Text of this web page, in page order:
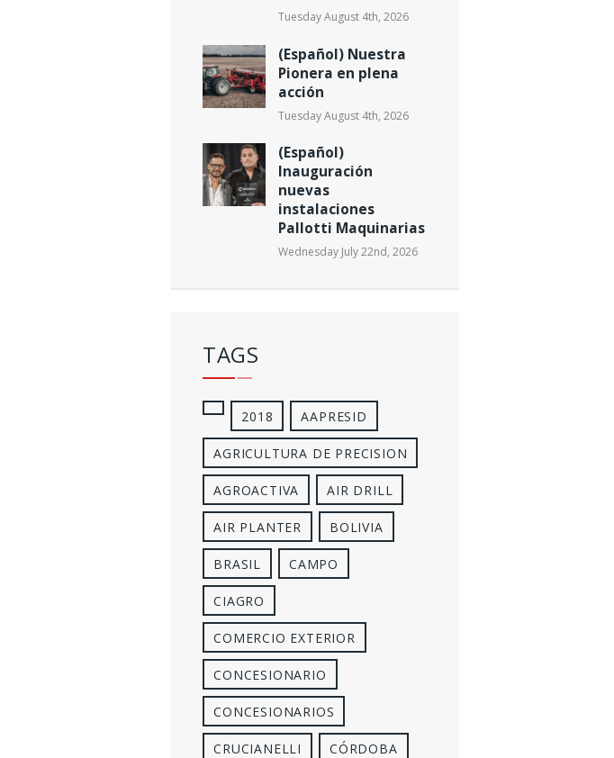
Tuesday August 4th, 2026
(Español) Nuestra
Pionera en plena
acción
Tuesday August 4th, 2026
(Español)
Inauguración
nuevas
instalaciones
Pallotti Maquinarias
Wednesday July 22nd, 2026
TAGS
2018 AAPRESID
AGRICULTURA DE PRECISION
AGROACTIVA AIR DRILL
AIR PLANTER BOLIVIA
BRASIL CAMPO
CIAGRO
COMERCIO EXTERIOR
CONCESIONARIO
CONCESIONARIOS
CRUCIANELLI CÓRDOBA